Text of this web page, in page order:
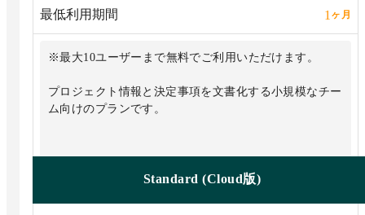
最低利用期間 1 ヶ月
※最大10ユーザーまで無料でご利用いただけます。
プロジェクト情報と決定事項を文書化する小規模なチー
ム向けのプランです。
Standard (Cloud版)